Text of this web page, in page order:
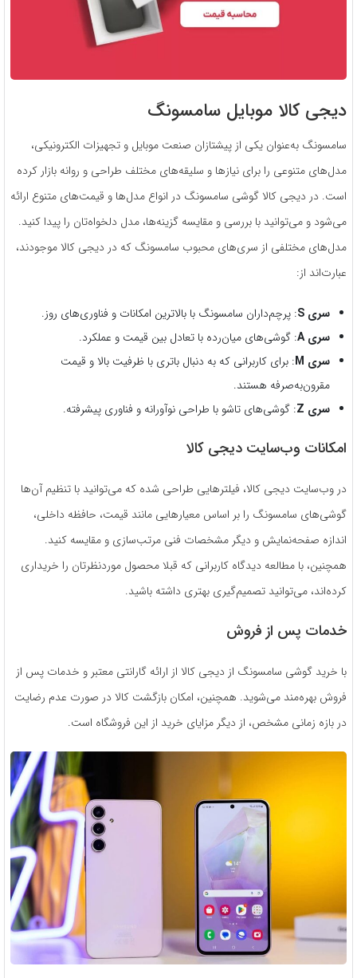
دیجی کالا موبایل سامسونگ
سامسونگ به‌عنوان یکی از پیشتازان صنعت موبایل و تجهیزات الکترونیکی،
مدل‌های متنوعی را برای نیازها و سلیقه‌های مختلف طراحی و روانه بازار کرده
است. در دیجی کالا گوشی سامسونگ در انواع مدل‌ها و قیمت‌های متنوع ارائه
می‌شود و می‌توانید با بررسی و مقایسه گزینه‌ها، مدل دلخواه‌تان را پیدا کنید.
مدل‌های مختلفی از سری‌های محبوب سامسونگ که در دیجی کالا موجودند،
عبارت‌اند از:
سری S: پرچم‌داران سامسونگ با بالاترین امکانات و فناوری‌های روز.
سریA: گوشی‌های میان‌رده با تعادل بین قیمت و عملکرد.
سری M: برای کاربرانی که به دنبال باتری با ظرفیت بالا و قیمت
مقرون‌به‌صرفه هستند.
سری Z: گوشی‌های تاشو با طراحی نوآورانه و فناوری پیشرفته.
امکانات وب‌سایت دیجی کالا
در وب‌سایت دیجی کالا، فیلترهایی طراحی شده که می‌توانید با تنظیم آن‌ها
گوشی‌های سامسونگ را بر اساس معیارهایی مانند قیمت، حافظه داخلی،
اندازه صفحه‌نمایش و دیگر مشخصات فنی مرتب‌سازی و مقایسه کنید.
همچنین، با مطالعه دیدگاه کاربرانی که قبلا محصول موردنظرتان را خریداری
کرده‌اند، می‌توانید تصمیم‌گیری بهتری داشته باشید.
خدمات پس از فروش
با خرید گوشی سامسونگ از دیجی کالا از ارائه گارانتی معتبر و خدمات پس از
فروش بهره‌مند می‌شوید. همچنین، امکان بازگشت کالا در صورت عدم رضایت
در بازه زمانی مشخص، از دیگر مزایای خرید از این فروشگاه است.